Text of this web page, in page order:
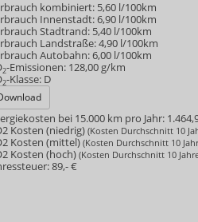
kombiniert: 5,60 l/100km
Innenstadt:6,90 l/100km
Stadtrand: 5,40 l/100km
Landstraße:4,90 l/100km
Autobahn:6,00 l/100km
2-Emissionen: 128,00 g/km
2-Klasse: D
bei 15.000 km pro Jahr:
Kosten (niedrig)(Kosten Durchschnitt 10
Kosten (mittel)(Kosten Durchschnitt 10
Kosten (hoch)(Kosten Durchschnitt 10
89,- €